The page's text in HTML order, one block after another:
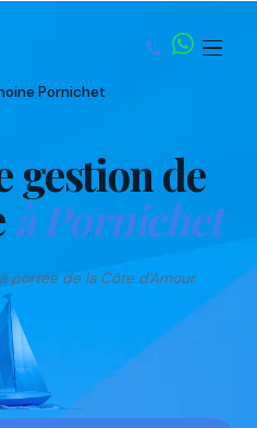
Pornichet
gestion de
à Pornichet
portée de la Côte d'Amour.